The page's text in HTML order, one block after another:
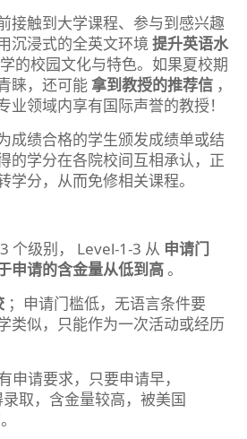
接触到大学课程、参与到感兴趣
沉浸式的全英文环境 提升英语水
的校园文化与特色。如果夏校期
睐，还可能拿到教授的推荐信 ，
业领域内享有国际声誉的教授！
成绩合格的学生颁发成绩单或结
的学分在各院校间互相承认，正
学分，从而免修相关课程。
个级别， Level-1-3 从 申请门
申请的含金量从低到高。
；申请门槛低，无语言条件要
类似，只能作为一次活动或经历
申请要求，只要申请早，
取，含金量较高，被美国